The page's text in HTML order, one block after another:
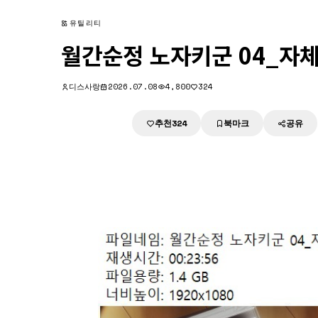
유틸리티
월간순정 노자키군 04_자
디스사랑 2026.07.08 4,800 324
추천324 북마크 공유